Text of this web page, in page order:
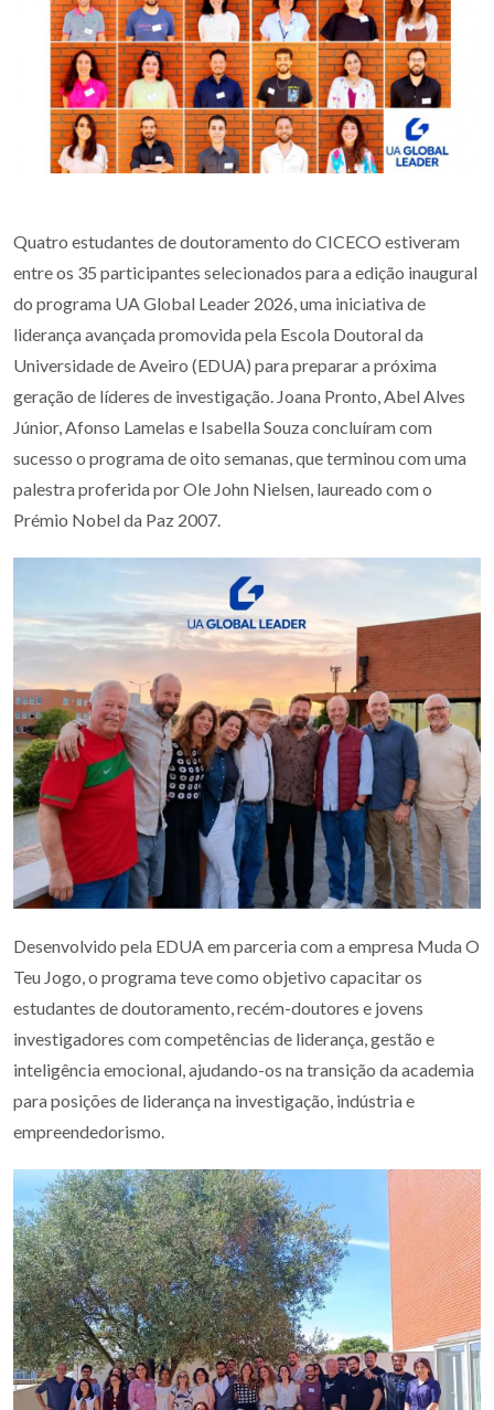
Quatro estudantes de doutoramento do CICECO estiveram
entre os 35 participantes selecionados para a edição inaugural
do programa UA Global Leader 2026, uma iniciativa de
liderança avançada promovida pela Escola Doutoral da
Universidade de Aveiro (EDUA) para preparar a próxima
geração de líderes de investigação. Joana Pronto, Abel Alves
Júnior, Afonso Lamelas e Isabella Souza concluíram com
sucesso o programa de oito semanas, que terminou com uma
palestra proferida por Ole John Nielsen, laureado com o
Prémio Nobel da Paz 2007.
Desenvolvido pela EDUA em parceria com a empresa Muda O
Teu Jogo, o programa teve como objetivo capacitar os
estudantes de doutoramento, recém-doutores e jovens
investigadores com competências de liderança, gestão e
inteligência emocional, ajudando-os na transição da academia
para posições de liderança na investigação, indústria e
empreendedorismo.